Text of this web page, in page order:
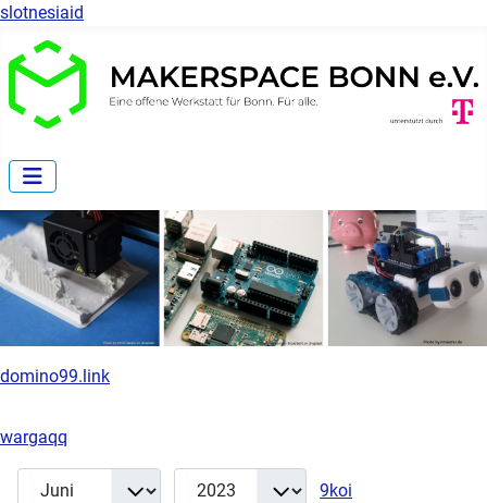
slotnesiaid
domino99.link
Filter
Monat Jahr
9koi
wargaqq